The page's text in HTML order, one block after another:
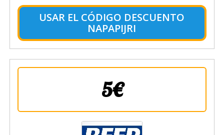
USAR EL CÓDIGO DESCUENTO
NAPAPIJRI
5€